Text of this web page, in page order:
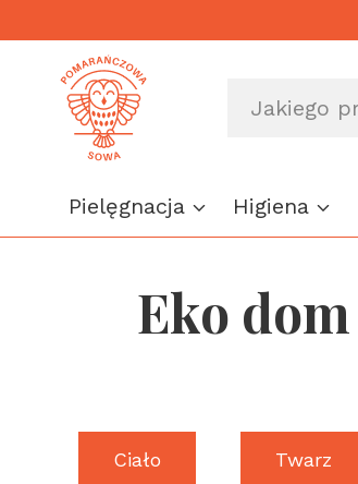
do
Pielęgnacja Higiena
Eko dom
Ciało Twarz